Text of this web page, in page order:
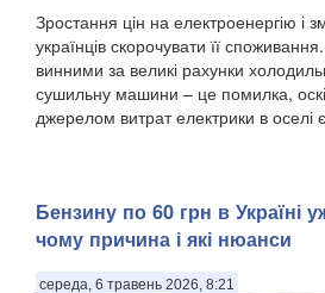
Зростання цін на електроенергію і
українців скорочувати її
винними за великі рахунки
сушильну машини – це помилка,
джерелом витрат електрики в оселі
Бензину по 60 грн в Україні
чому причина і які нюанси
середа, 6 травень 2026, 8:21